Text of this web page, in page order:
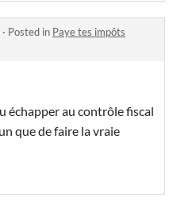
· Posted in Paye tes impôts
échapper au contrôle fiscal
que de faire la vraie